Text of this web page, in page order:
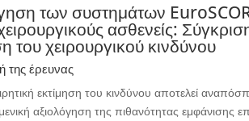
των συστημάτων
ασθενείς:
του χειρουργικού κινδύνου
της έρευνας
εκτίμηση του κινδύνου αποτελεί
αξιολόγηση της πιθανότητας